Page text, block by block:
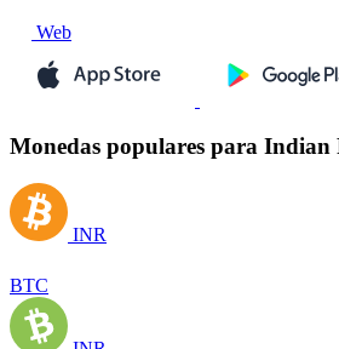
Web
Monedas populares para Indian
INR
BTC